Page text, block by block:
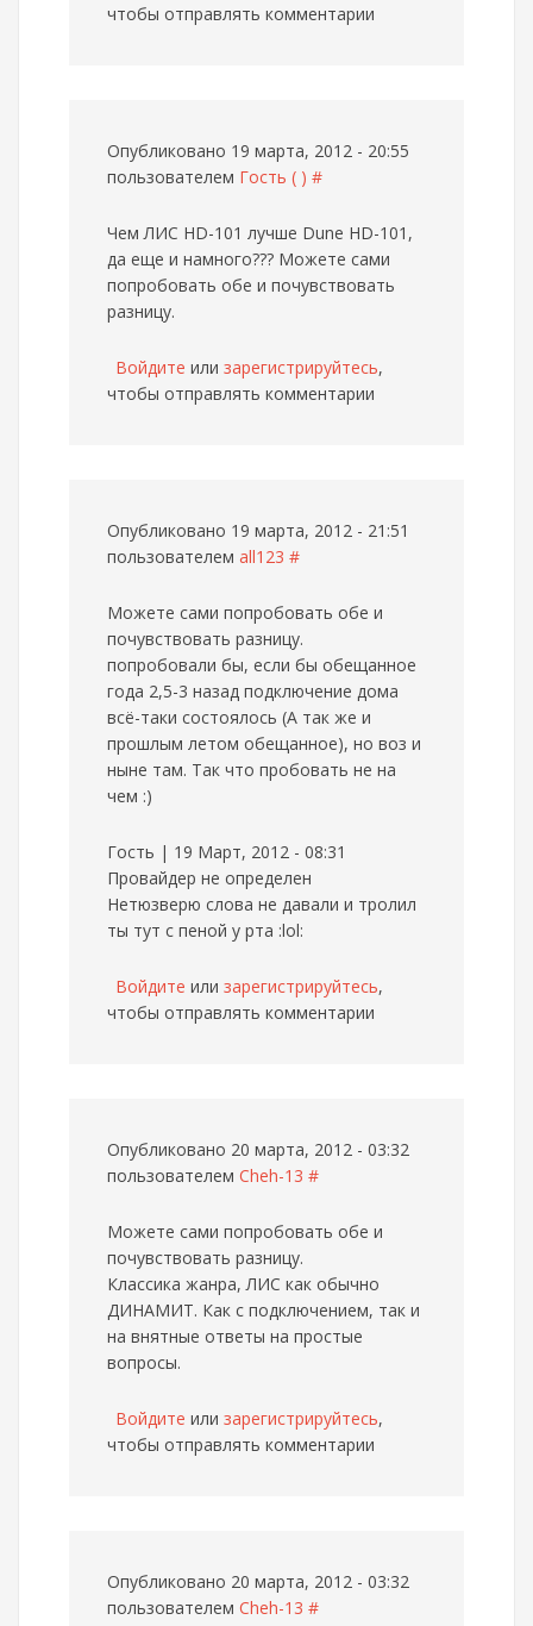
чтобы отправлять комментарии
Опубликовано 19 марта, 2012 - 20:55
пользователем Гость ( ) #
Чем ЛИС HD-101 лучше Dune HD-101,
да еще и намного??? Можете сами
попробовать обе и почувствовать
разницу.
Войдите или зарегистрируйтесь,
чтобы отправлять комментарии
Опубликовано 19 марта, 2012 - 21:51
пользователем all123 #
Можете сами попробовать обе и
почувствовать разницу.
попробовали бы, если бы обещанное
года 2,5-3 назад подключение дома
всё-таки состоялось (А так же и
прошлым летом обещанное), но воз и
ныне там. Так что пробовать не на
чем :)
Гость | 19 Март, 2012 - 08:31
Провайдер не определен
Нетюзверю слова не давали и тролил
ты тут с пеной у рта :lol:
Войдите или зарегистрируйтесь,
чтобы отправлять комментарии
Опубликовано 20 марта, 2012 - 03:32
пользователем Cheh-13 #
Можете сами попробовать обе и
почувствовать разницу.
Классика жанра, ЛИС как обычно
ДИНАМИТ. Как с подключением, так и
на внятные ответы на простые
вопросы.
Войдите или зарегистрируйтесь,
чтобы отправлять комментарии
Опубликовано 20 марта, 2012 - 03:32
пользователем Cheh-13 #